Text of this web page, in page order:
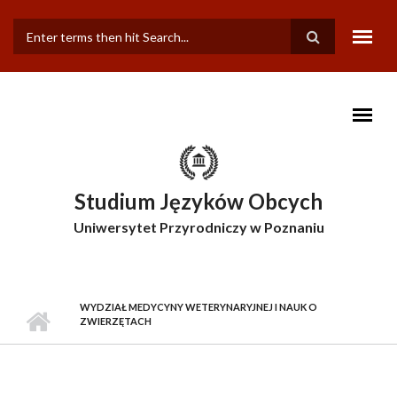
FORMULARZ
WYSZUKIWANIA
Studium Języków Obcych
Uniwersytet Przyrodniczy w Poznaniu
WYDZIAŁ MEDYCYNY WETERYNARYJNEJ I NAUK O
ZWIERZĘTACH